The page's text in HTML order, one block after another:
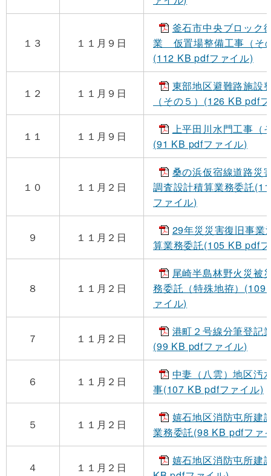
１３ １１月９日
釜石市中央ブロック
業 仮置場整備工事（そ
(112 KB pdfファイル)
１２ １１月９日
東部地区避難路施設
（その５）(126 KB pdf
１１ １１月９日
上平田川水門工事（
(91 KB pdfファイル)
１０ １１月２日
桑の浜仮宿線道路災
調査設計積算業務委託
ファイル)
９ １１月２日
29年災災害復旧事業
算業務委託(105 KB pdf
８ １１月２日
尾崎半島林野火災被
務委託（特殊地拵）(109
ァイル)
７ １１月２日
港町２号線分筆登記
(99 KB pdfファイル)
６ １１月２日
中妻（八雲）地区汚
事(107 KB pdfファイル)
５ １１月２日
嬉石地区消防屯所建
業務委託(98 KB pdfファ
４ １１月２日
嬉石地区消防屯所建